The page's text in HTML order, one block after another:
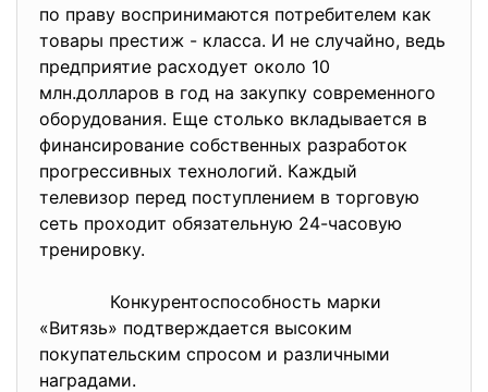
по праву воспринимаются потребителем как
товары престиж - класса. И не случайно, ведь
предприятие расходует около 10
млн.долларов в год на закупку современного
оборудования. Еще столько вкладывается в
финансирование собственных разработок
прогрессивных технологий. Каждый
телевизор перед поступлением в торговую
сеть проходит обязательную 24-часовую
тренировку.
Конкурентоспособность марки
«Витязь» подтверждается высоким
покупательским спросом и различными
наградами.